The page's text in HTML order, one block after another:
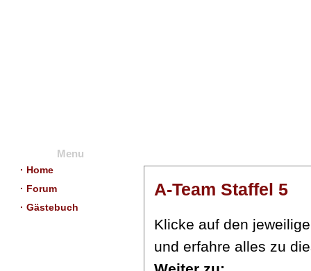
Menu
· Home
· Forum
· Gästebuch
A-Team Staffel 5
Klicke auf den
und erfahre alles zu